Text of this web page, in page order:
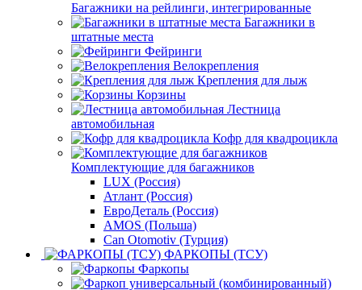
Багажники на рейлинги, интегрированные
Багажники в
штатные места
Фейринги
Велокрепления
Крепления для лыж
Корзины
Лестница
автомобильная
Кофр для квадроцикла
Комплектующие для багажников
LUX (Россия)
Атлант (Россия)
ЕвроДеталь (Россия)
AMOS (Польша)
Can Otomotiv (Турция)
ФАРКОПЫ (ТСУ)
Фаркопы